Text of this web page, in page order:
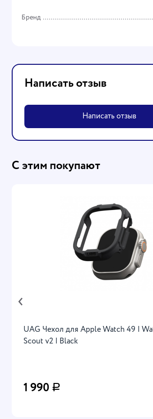
Бренд
Написать отзыв
Написать отзыв
С этим покупают
UAG Чехол для Apple Watch 49 |
Scout v2 | Black
1 990 Р
‹